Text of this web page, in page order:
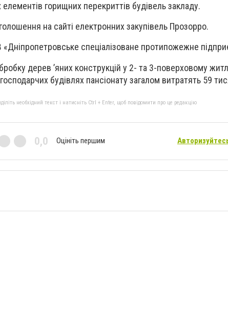
горищних перекриттів будівель закладу.
на сайті електронних закупівель Прозорро.
спеціалізоване протипожежне
дерев ’яних конструкцій у 2- та 3-поверховому
будівлях пансіонату загалом витратять 59
необхідний текст і натисніть Ctrl + Enter, щоб повідомити про це редакцію
0,0 Оцініть першим